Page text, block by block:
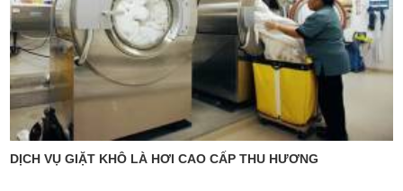
DỊCH VỤ GIẶT KHÔ LÀ HƠI CAO CẤP THU HƯƠNG